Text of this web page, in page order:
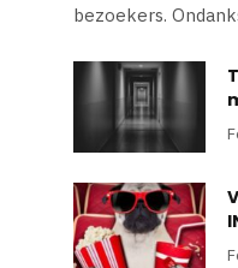
bezoekers.